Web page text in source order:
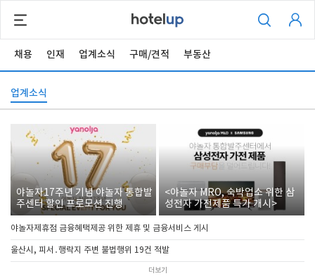
채용 인재 업계소식 구매/견적 부동산
업계소식
야놀자17주년 기념 야놀자 통합발
주센터 할인 프로모션 진행
<야놀자 MRO, 숙박업소 위한 삼
성전자 가전제품 특가 개시>
야놀자제휴점 금융혜택제공 위한 제휴 및 금융서비스 게시
울산시, 피서․행락지 주변 불법행위 19건 적발
더보기